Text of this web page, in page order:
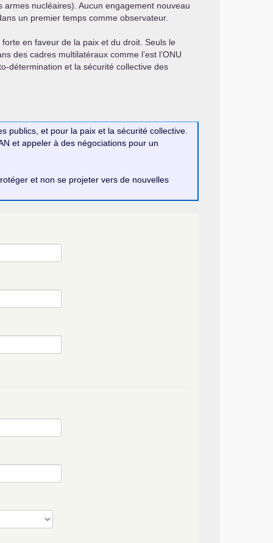
nucléaires). Aucun engagement nouveau
un premier temps comme observateur.
en faveur de la paix et du droit. Seuls le
des cadres multilatéraux comme l’est l’ONU
détermination et la sécurité collective des
publics, et pour la paix et la sécurité collective.
et appeler à des négociations pour un
et non se projeter vers de nouvelles